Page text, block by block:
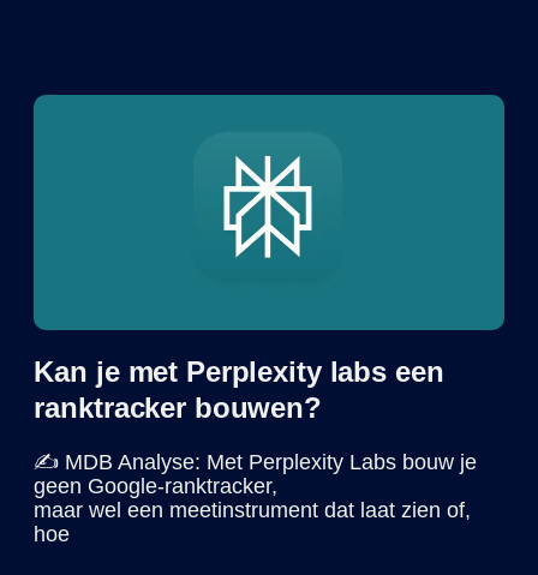
Kan je met Perplexity labs een
ranktracker bouwen?
✍️ MDB Analyse: Met Perplexity Labs bouw je
geen Google-ranktracker,
maar wel een meetinstrument dat laat zien of,
hoe